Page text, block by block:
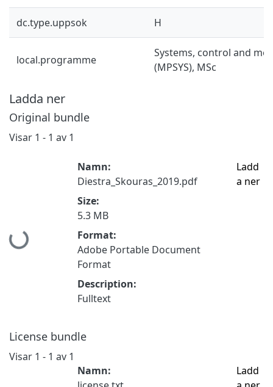
dc.type.uppsok H
local.programme
Systems, control and
(MPSYS), MSc
Ladda ner
Original bundle
Visar 1 - 1 av 1
Hämtar...
Namn:
Diestra_Skouras_2019.pdf
Size:
5.3 MB
Format:
Adobe Portable Document
Format
Description:
Fulltext
Ladd
a ner
License bundle
Visar 1 - 1 av 1
Namn:
Ladd